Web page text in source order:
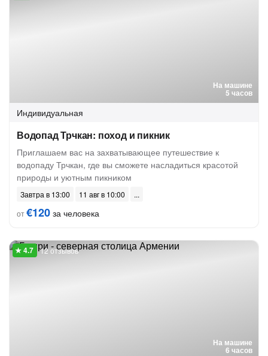
На машине
5 часов
Индивидуальная
Водопад Трчкан: поход и пикник
Приглашаем вас на захватывающее путешествие к
водопаду Трчкан, где вы сможете насладиться красотой
природы и уютным пикником
Завтра в 13:00
11 авг в 10:00
от€120 за человека
На машине
6 часов
12 отзывов